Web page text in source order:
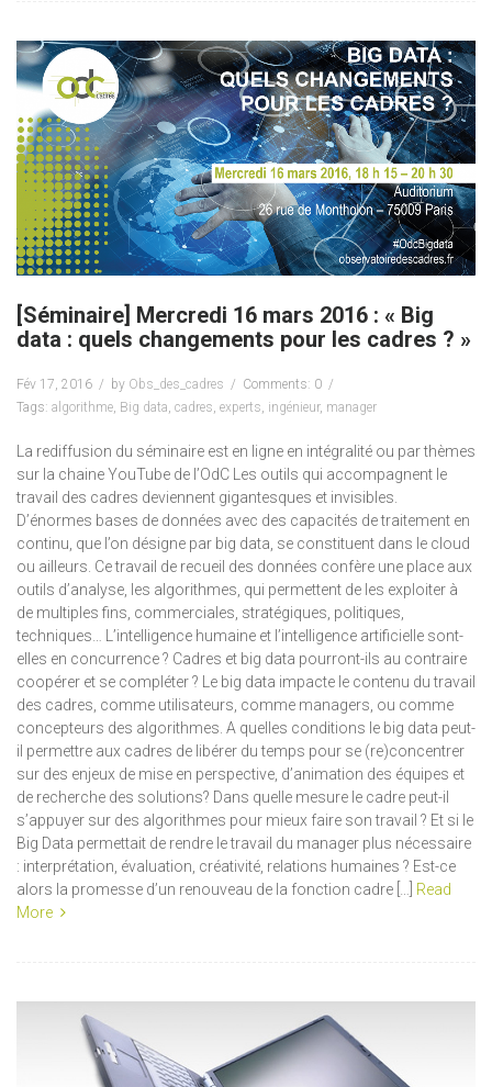
[Séminaire] Mercredi 16 mars 2016 : « Big
data : quels changements pour les cadres ? »
Fév 17, 2016 by Obs_des_cadres
Comments: 0
Tags: algorithme, Big data, cadres, experts, ingénieur, manager
La rediffusion du séminaire est en ligne en intégralité ou par thèmes
sur la chaine YouTube de l’OdC Les outils qui accompagnent le
travail des cadres deviennent gigantesques et invisibles.
D’énormes bases de données avec des capacités de traitement en
continu, que l’on désigne par big data, se constituent dans le cloud
ou ailleurs. Ce travail de recueil des données confère une place aux
outils d’analyse, les algorithmes, qui permettent de les exploiter à
de multiples fins, commerciales, stratégiques, politiques,
techniques… L’intelligence humaine et l’intelligence artificielle sont-
elles en concurrence ? Cadres et big data pourront-ils au contraire
coopérer et se compléter ? Le big data impacte le contenu du travail
des cadres, comme utilisateurs, comme managers, ou comme
concepteurs des algorithmes. A quelles conditions le big data peut-
il permettre aux cadres de libérer du temps pour se (re)concentrer
sur des enjeux de mise en perspective, d’animation des équipes et
de recherche des solutions? Dans quelle mesure le cadre peut-il
s’appuyer sur des algorithmes pour mieux faire son travail ? Et si le
Big Data permettait de rendre le travail du manager plus nécessaire
: interprétation, évaluation, créativité, relations humaines ? Est-ce
alors la promesse d’un renouveau de la fonction cadre […] Read
More